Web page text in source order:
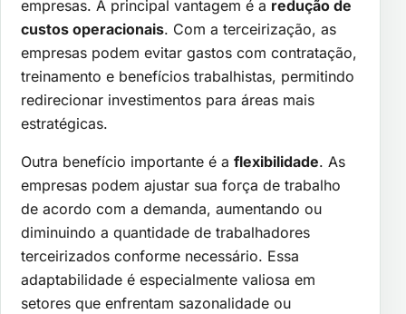
empresas. A principal vantagem é a redução de
custos operacionais. Com a terceirização, as
empresas podem evitar gastos com contratação,
treinamento e benefícios trabalhistas, permitindo
redirecionar investimentos para áreas mais
estratégicas.
Outra benefício importante é a flexibilidade. As
empresas podem ajustar sua força de trabalho
de acordo com a demanda, aumentando ou
diminuindo a quantidade de trabalhadores
terceirizados conforme necessário. Essa
adaptabilidade é especialmente valiosa em
setores que enfrentam sazonalidade ou